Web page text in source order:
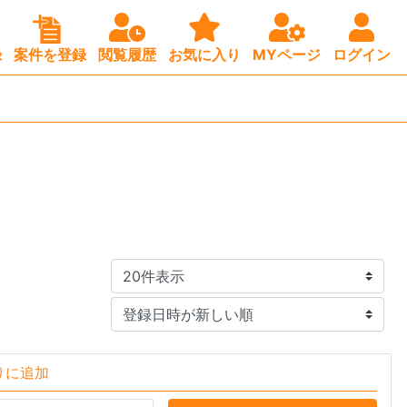
案件を登録 閲覧履歴 お気に入り MYページ ログイン
に追加